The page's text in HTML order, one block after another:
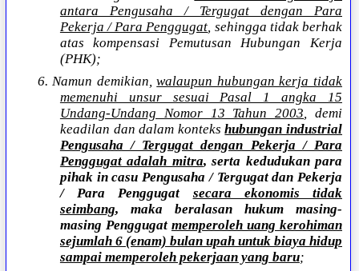
antara Pengusaha / Tergugat dengan Para
Pekerja / Para Penggugat, sehingga tidak berhak
atas kompensasi Pemutusan Hubungan Kerja
(PHK);
6. Namun demikian,walaupun hubungan kerja tidak
memenuhi unsur sesuai Pasal 1 angka 15
Undang-Undang Nomor 13 Tahun 2003, demi
keadilan dan dalam kontekshubungan industrial
Pengusaha / Tergugat dengan Pekerja / Para
Penggugat adalah mitra, serta kedudukan para
pihak in casu Pengusaha / Tergugat dan Pekerja
/ Para Penggugat secara ekonomis tidak
seimbang, maka beralasan hukum masing-
masing Penggugat memperoleh uang kerohiman
sejumlah 6 (enam) bulan upah untuk biaya hidup
sampai memperoleh pekerjaan yang baru;